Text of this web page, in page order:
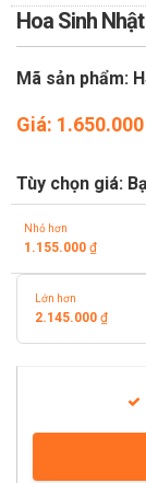
Hoa Sinh
Mã sản phẩm:
Giá: 1.650.000
Tùy chọn giá:
Nhỏ hơn
1.155.000 ₫
Lớn hơn
2.145.000 ₫